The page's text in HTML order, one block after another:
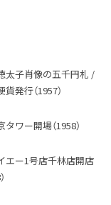
太子肖像の五千円札 /
発行（1957）
ワー開場（1958）
エー1号店千林店開店